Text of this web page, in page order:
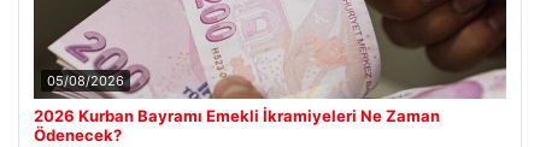
05/08/2026
2026 Kurban Bayramı Emekli İkramiyeleri Ne Zaman
Ödenecek?